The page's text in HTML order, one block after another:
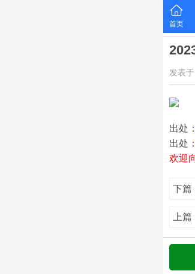
首页
发表
出处：
出处：
欢迎
下篇
上